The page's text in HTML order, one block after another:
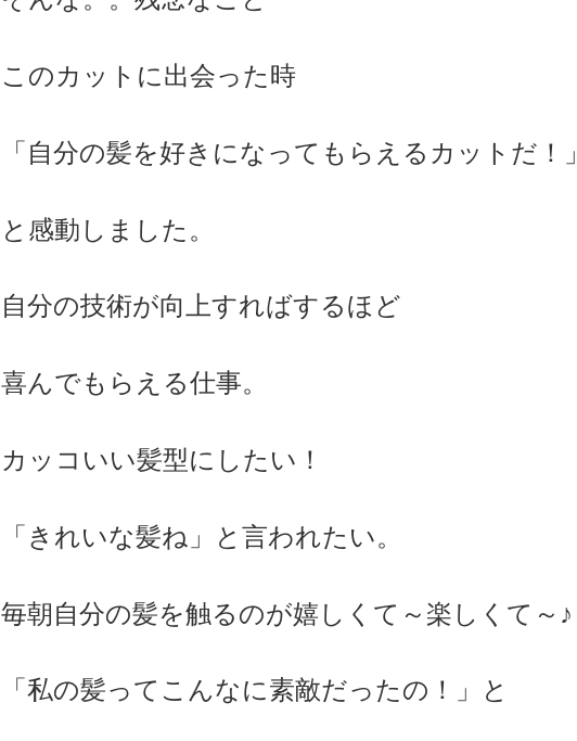
このカットに出会った時
「自分の髪を好きになってもらえるカットだ！」
と感動しました。
自分の技術が向上すればするほど
喜んでもらえる仕事。
カッコいい髪型にしたい！
「きれいな髪ね」と言われたい。
毎朝自分の髪を触るのが嬉しくて～楽しくて～♪
「私の髪ってこんなに素敵だったの！」と